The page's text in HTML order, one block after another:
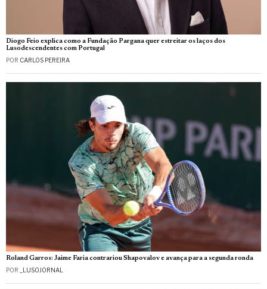
Diogo Feio explica como a Fundação Pargana quer estreitar os laços dos
Lusodescendentes com Portugal
POR CARLOS PEREIRA
Roland Garros: Jaime Faria contrariou Shapovalov e avança para a segunda ronda
POR _LUSOJORNAL